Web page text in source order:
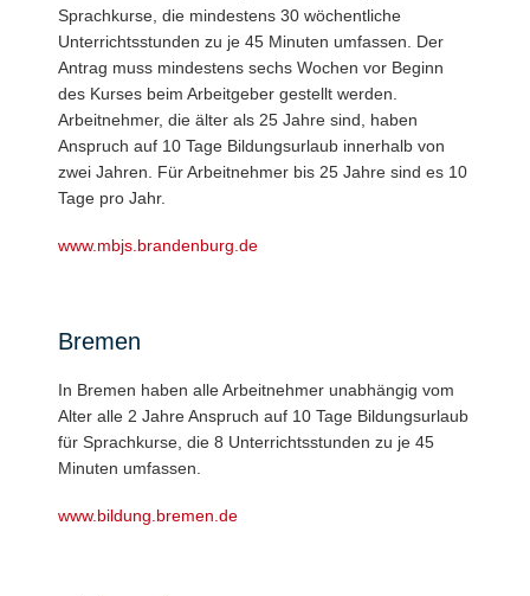
Sprachkurse, die mindestens 30 wöchentliche
Unterrichtsstunden zu je 45 Minuten umfassen. Der
Antrag muss mindestens sechs Wochen vor Beginn
des Kurses beim Arbeitgeber gestellt werden.
Arbeitnehmer, die älter als 25 Jahre sind, haben
Anspruch auf 10 Tage Bildungsurlaub innerhalb von
zwei Jahren. Für Arbeitnehmer bis 25 Jahre sind es 10
Tage pro Jahr.
www.mbjs.brandenburg.de
Bremen
In Bremen haben alle Arbeitnehmer unabhängig vom
Alter alle 2 Jahre Anspruch auf 10 Tage Bildungsurlaub
für Sprachkurse, die 8 Unterrichtsstunden zu je 45
Minuten umfassen.
www.bildung.bremen.de